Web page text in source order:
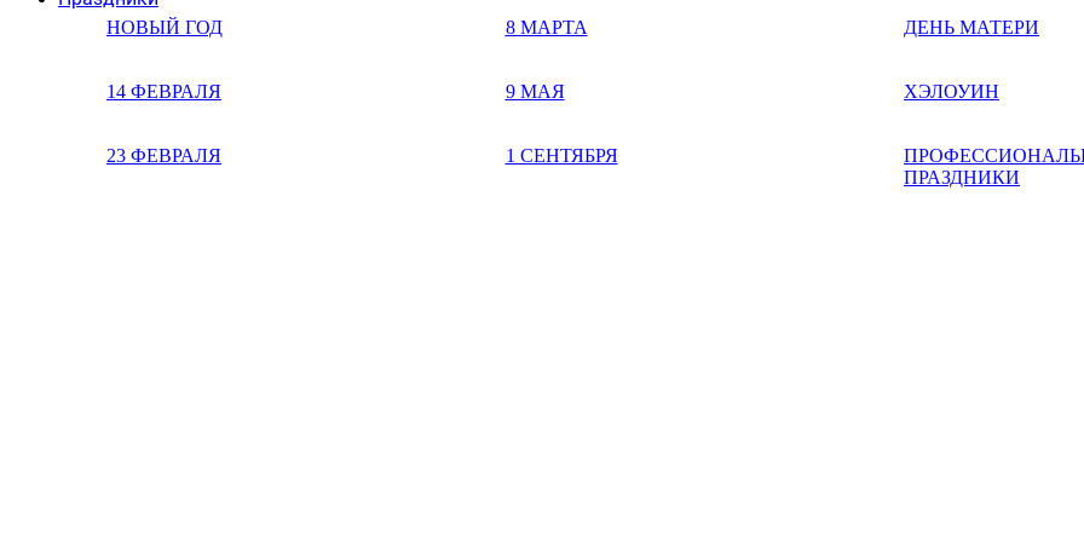
НОВЫЙ ГОД
14 ФЕВРАЛЯ
23 ФЕВРАЛЯ
8 МАРТА
9 МАЯ
1 СЕНТЯБРЯ
ДЕНЬ МАТЕРИ
ХЭЛОУИН
ПРАЗДНИКИ